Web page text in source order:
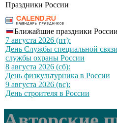
Праздники России
Ближайшие праздники России
7 августа 2026 (пт):
День Службы специальной
службы охраны России
8 августа 2026 (сб):
День физкультурника в России
9 августа 2026 (вс):
День строителя в России